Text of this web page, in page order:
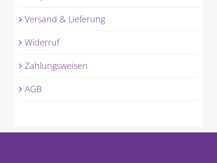
Versand & Lieferung
Widerruf
Zahlungsweisen
AGB